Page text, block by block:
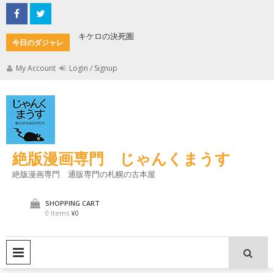
Skip
to
content
今日のダジャレ
キケロの決死圏
My Account Login / Signup
絶版漫画専門 じゃんくまうす
絶版漫画専門 通販専門の札幌の古本屋
SHOPPING CART
0 Items ¥0